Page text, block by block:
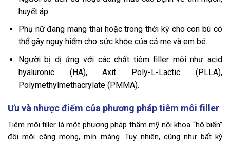
huyết áp.
Phụ nữ đang mang thai hoặc trong thời kỳ cho con bú có
thể gây nguy hiểm cho sức khỏe của cả mẹ và em bé.
Người bị dị ứng với các chất tiêm filler môi như acid
hyaluronic (HA), Axit Poly-L-Lactic (PLLA),
Polymethylmethacrylate (PMMA).
Ưu và nhược điểm của phương pháp tiêm môi filler
Tiêm môi filler là một phương pháp thẩm mỹ nội khoa “hô biến”
đôi môi căng mọng, mịn màng. Tuy nhiên, cũng như bất kỳ